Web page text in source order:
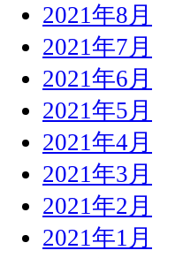
2021年8月
2021年7月
2021年6月
2021年5月
2021年4月
2021年3月
2021年2月
2021年1月